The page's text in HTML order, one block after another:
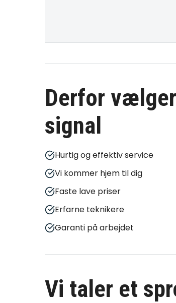
Derfor
signal
Hurtig og effektiv service
Vi kommer hjem til dig
Faste lave priser
Erfarne teknikere
Garanti på arbejdet
Vi taler et